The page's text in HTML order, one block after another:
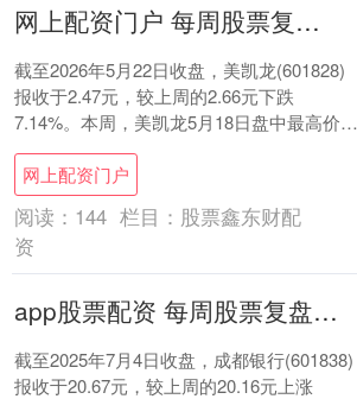
网上配资门户 每周股票复盘：美凯龙（601828）签订补充委管协议
截至2026年5月22日收盘，美凯龙(601828)
报收于2.47元，较上周的2.66元下跌
7.14%。本周，美凯龙5月18日盘中最高价报
2.66元。5月22日....
网上配资门户
阅读： 144 栏目： 股票鑫东财配
资
app股票配资 每周股票复盘：成都银行（601838）现203.8万元大宗交易
截至2025年7月4日收盘，成都银行(601838)
报收于20.67元，较上周的20.16元上涨